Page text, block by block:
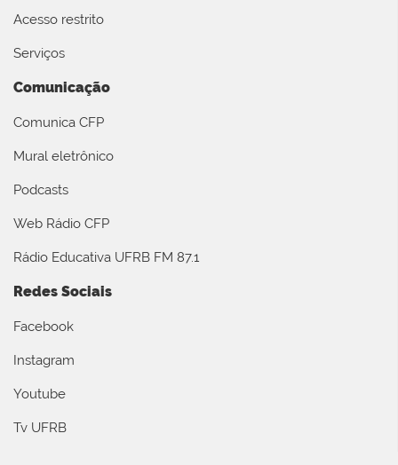
Acesso restrito
Serviços
Comunicação
Comunica CFP
Mural eletrônico
Podcasts
Web Rádio CFP
Rádio Educativa UFRB FM 87.1
Redes Sociais
Facebook
Instagram
Youtube
Tv UFRB